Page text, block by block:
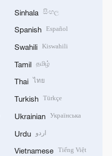
Sinhala සිංහල
Spanish Español
Swahili Kiswahili
Tamil தமிழ்
Thai ไทย
Turkish Türkçe
Ukrainian Українська
Urdu اردو
Vietnamese Tiếng Việt